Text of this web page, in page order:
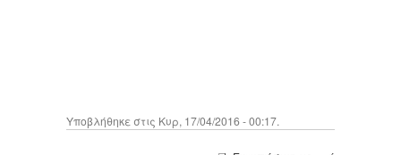
Υποβλήθηκε στις Κυρ, 17/04/2016 - 00:17.